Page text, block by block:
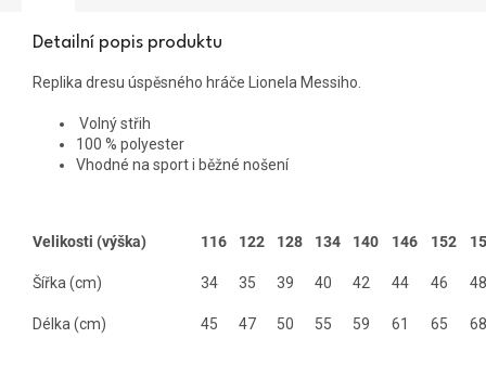
Detailní popis produktu
Replika dresu úspěsného hráče Lionela Messiho.
Volný střih
100 % polyester
Vhodné na sport i běžné nošení
Velikosti (výška) 116 122 128 134 140 146 152
Šířka (cm) 34 35 39 40 42 44 46 48
Délka (cm) 45 47 50 55 59 61 65 68